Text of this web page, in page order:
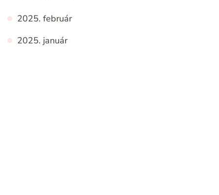
2025. február
2025. január